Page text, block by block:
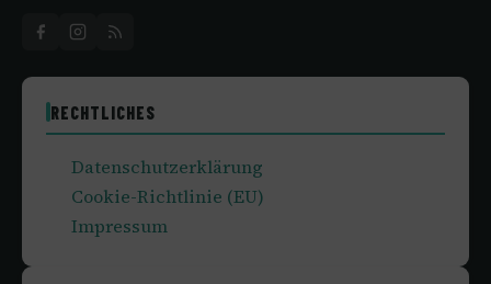
RECHTLICHES
Datenschutzerklärung
Cookie-Richtlinie (EU)
Impressum